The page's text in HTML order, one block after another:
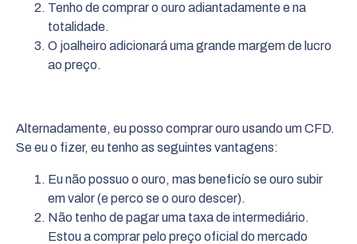
Tenho de comprar o ouro adiantadamente e na
totalidade.
O joalheiro adicionará uma grande margem de lucro
ao preço.
Alternadamente, eu posso comprar ouro usando um CFD.
Se eu o fizer, eu tenho as seguintes vantagens:
Eu não possuo o ouro, mas beneficío se ouro subir
em valor (e perco se o ouro descer).
Não tenho de pagar uma taxa de intermediário.
Estou a comprar pelo preço oficial do mercado